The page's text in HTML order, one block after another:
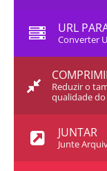
URL
Converter
Reduzir o
qualidade do
JUNTAR
Junte